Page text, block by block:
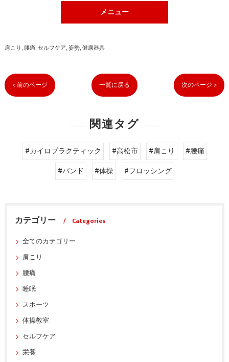
メニュー
肩こり 腰痛 セルフケア 姿勢 健康器具
< 前のページ 一覧に戻る 次のページ >
関連タグ
#カイロプラクティック #高松市 #肩こり
#腰痛
#バンド
#体操 #フロッシング
カテゴリー
Categories
全てのカテゴリー
肩こり
腰痛
睡眠
スポーツ
体操教室
セルフケア
栄養